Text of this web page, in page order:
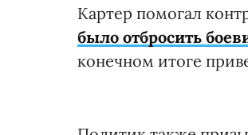
Картер помогал
было отбросить
конечном итоге